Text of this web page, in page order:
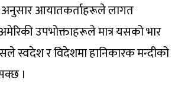
आयातकर्ताहरूले लागत
उपभोक्ताहरूले मात्र यसको भार
स्वदेश र विदेशमा हानिकारक मन्दीको
।